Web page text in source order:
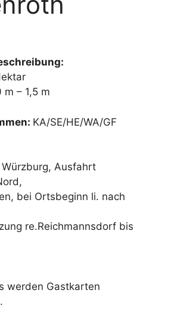
m – 1,5 m
KA/SE/HE/WA/GF
Ausfahrt
bei Ortsbeginn li. nach
re.Reichmannsdorf bis
werden Gastkarten